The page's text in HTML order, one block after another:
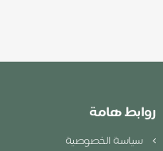
روابط هامة
سياسة الخصوصية